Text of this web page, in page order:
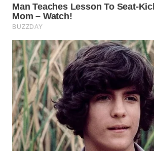
TANGERANG
BINJAI
WN
CIREBON
WN
INDRAMAYU
WN